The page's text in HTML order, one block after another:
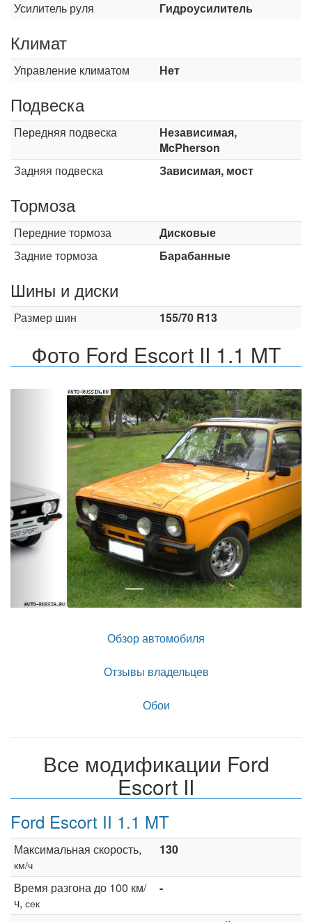
Усилитель руля Гидроусилитель
Климат
Управление климатом Нет
Подвеска
Передняя подвеска
Независимая,
McPherson
Задняя подвеска
Зависимая, мост
Тормоза
Передние тормоза
Дисковые
Задние тормоза
Барабанные
Шины и диски
Размер шин 155/70 R13
Фото Ford Escort II 1.1 MT
Назад
Обзор автомобиля
Отзывы владельцев
Обои
Все модификации Ford
Escort II
Ford Escort II 1.1 MT
Максимальная скорость,
км/ч
130
Время разгона до 100 км/
ч, сек
-